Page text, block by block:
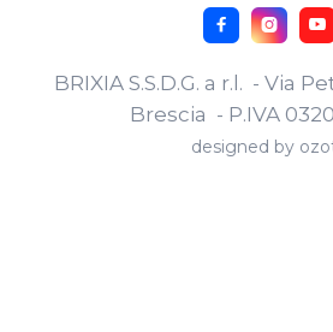
BRIXIA S.S.D.G. a r.l. - Via
Brescia - P.IVA
designed by
  